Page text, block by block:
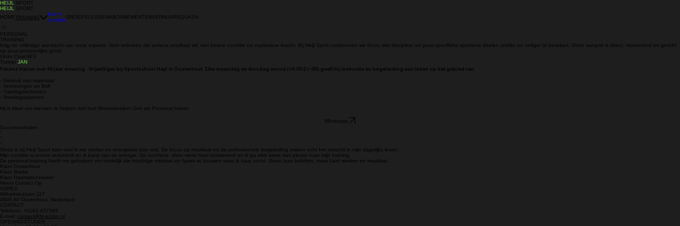
HEIJL
SPORT
HEIJL
SPORT
HOME
TRAINING
kracht
conditie
GROEPSLESSEN ABONNEMENTEN VERHUURSQUASH
PERSONAL
TRAINING
Krijg de volledige aandacht van onze experts. Voor iedereen die serieus resultaat wil, van betere conditie tot explosieve kracht. Bij Heijl Sport combineren we focus met discipline om jouw specifieke sportieve doelen sneller en veiliger te bereiken. Onze aanpak is direct, motiverend en gericht
op jouw persoonlijke groei.
Onze CoachES
Trainer JAN
Fitness trainer met 40 jaar ervaring. Vrijwilliger bij Sportschool Heyl in Oosterhout. Elke maandag en dinsdag avond (19:00-21:00) geeft hij instructie en begeleiding aan leden op het gebied van:
- Gebruik van materiaal
- Vetmetingen en BMI
- Trainingsschema's
- Voedingsplannen
Hij is klaar om mensen te helpen met hun fitnessdoelen! Ook als Personal trainer
Whatsapp
Succesverhalen
“
“
“
Sinds ik bij Heijl Sport train voel ik me sterker en energieker dan ooit. De focus op resultaat en de professionele begeleiding maken echt het verschil in mijn dagelijks leven.
Mijn conditie is enorm verbeterd en ik barst van de energie. De nuchtere, sfeer werkt heel motiverend en ik ga elke week met plezier naar mijn training.
De personal training heeft me geholpen om eindelijk die krachtige mindset en fysiek te bouwen waar ik naar zocht. Geen loze beloftes, maar hard werken en resultaat.
Klant Oosterhout
Klant Breda
Klant Raamsdonksveer
Neem Contact Op
ADRES
Wilhelminalaan 117
4905 AV Oosterhout, Nederland
CONTACT
Telefoon: +0162-457585
E-mail:
contact@fit-action.nl
OPENINGSTIJDEN